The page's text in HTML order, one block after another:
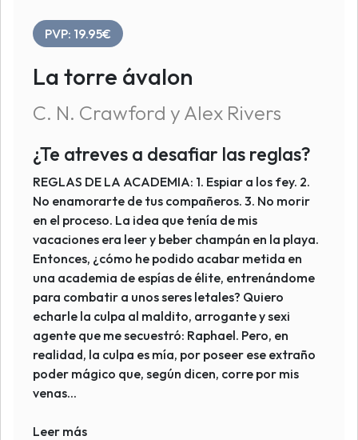
PVP: 19.95€
La torre ávalon
C. N. Crawford y Alex Rivers
¿Te atreves a desafiar las reglas?
REGLAS DE LA ACADEMIA: 1. Espiar a los fey. 2.
No enamorarte de tus compañeros. 3. No morir
en el proceso. La idea que tenía de mis
vacaciones era leer y beber champán en la playa.
Entonces, ¿cómo he podido acabar metida en
una academia de espías de élite, entrenándome
para combatir a unos seres letales? Quiero
echarle la culpa al maldito, arrogante y sexi
agente que me secuestró: Raphael. Pero, en
realidad, la culpa es mía, por poseer ese extraño
poder mágico que, según dicen, corre por mis
venas...
Leer más